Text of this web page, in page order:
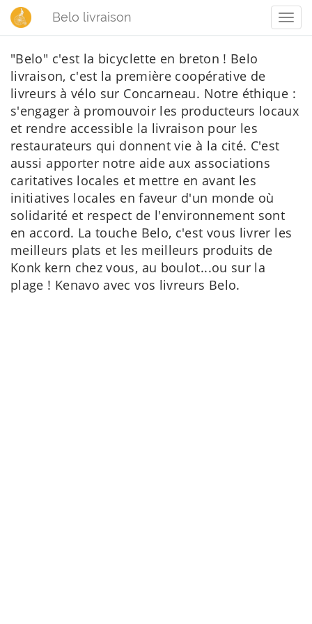
Menu
Belo livraison
"Belo" c'est la bicyclette en breton ! Belo
livraison, c'est la première coopérative de
livreurs à vélo sur Concarneau. Notre éthique :
s'engager à promouvoir les producteurs locaux
et rendre accessible la livraison pour les
restaurateurs qui donnent vie à la cité. C'est
aussi apporter notre aide aux associations
caritatives locales et mettre en avant les
initiatives locales en faveur d'un monde où
solidarité et respect de l'environnement sont
en accord. La touche Belo, c'est vous livrer les
meilleurs plats et les meilleurs produits de
Konk kern chez vous, au boulot...ou sur la
plage ! Kenavo avec vos livreurs Belo.